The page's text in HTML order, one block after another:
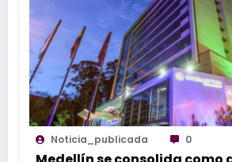
Noticia_publicada 0